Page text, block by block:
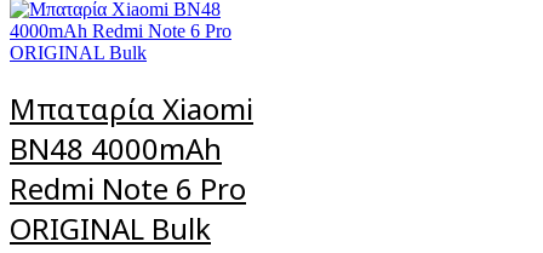
Μπαταρία Xiaomi
BN48 4000mAh
Redmi Note 6 Pro
ORIGINAL Bulk